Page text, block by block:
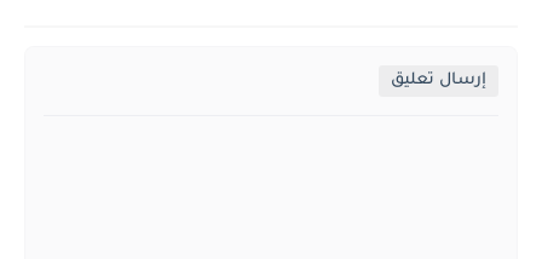
إرسال تعليق